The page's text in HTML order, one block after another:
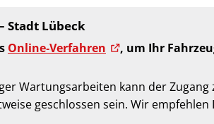
Stadt Lübeck
Online‐Verfahren , um Ihr
Wartungsarbeiten kann der Zugang
geschlossen sein. Wir